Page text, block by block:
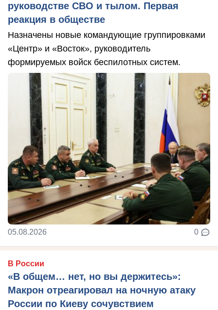
руководстве СВО и тылом. Первая
реакция в обществе
Назначены новые командующие группировками
«Центр» и «Восток», руководитель
формируемых войск беспилотных систем.
05.08.2026 0
В России
«В общем… нет, но вы держитесь»:
Макрон отреагировал на ночную атаку
России по Киеву сочувствием